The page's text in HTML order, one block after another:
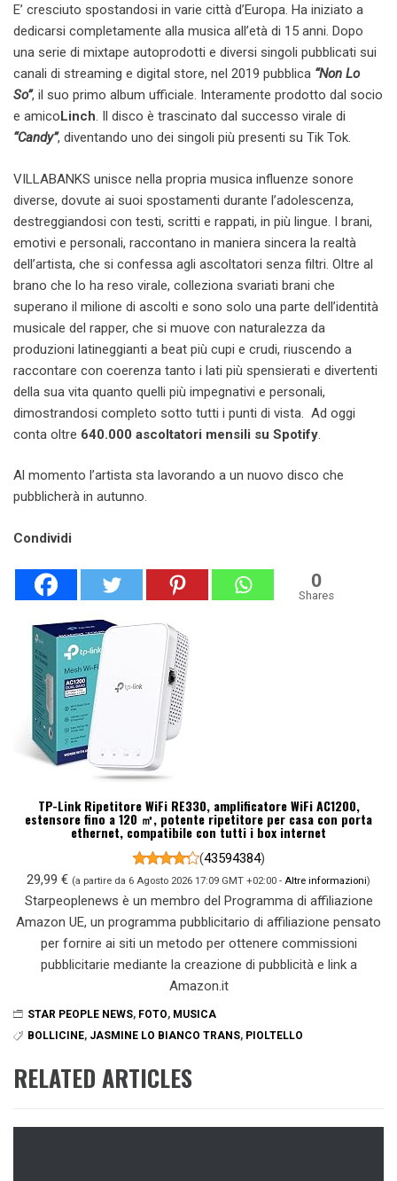
E’ cresciuto spostandosi in varie città d’Europa. Ha iniziato a
dedicarsi completamente alla musica all’età di 15 anni. Dopo
una serie di mixtape autoprodotti e diversi singoli pubblicati sui
canali di streaming e digital store, nel 2019 pubblica “Non Lo
So”, il suo primo album ufficiale. Interamente prodotto dal socio
e amicoLinch. Il disco è trascinato dal successo virale di
“Candy”, diventando uno dei singoli più presenti su Tik Tok.
VILLABANKS unisce nella propria musica influenze sonore
diverse, dovute ai suoi spostamenti durante l’adolescenza,
destreggiandosi con testi, scritti e rappati, in più lingue. I brani,
emotivi e personali, raccontano in maniera sincera la realtà
dell’artista, che si confessa agli ascoltatori senza filtri. Oltre al
brano che lo ha reso virale, colleziona svariati brani che
superano il milione di ascolti e sono solo una parte dell’identità
musicale del rapper, che si muove con naturalezza da
produzioni latineggianti a beat più cupi e crudi, riuscendo a
raccontare con coerenza tanto i lati più spensierati e divertenti
della sua vita quanto quelli più impegnativi e personali,
dimostrandosi completo sotto tutti i punti di vista. Ad oggi
conta oltre 640.000 ascoltatori mensili su Spotify
Al momento l’artista sta lavorando a un nuovo disco che
pubblicherà in autunno.
Condividi
0
Shares
TP-Link Ripetitore WiFi RE330, amplificatore WiFi AC1200,
estensore fino a 120 ㎡, potente ripetitore per casa con porta
ethernet, compatibile con tutti i box internet
(43594384)
29,99 € (a partire da 6 Agosto 2026 17:09 GMT +02:00 - Altre informazioni)
Starpeoplenews è un membro del Programma di affiliazione
Amazon UE, un programma pubblicitario di affiliazione pensato
per fornire ai siti un metodo per ottenere commissioni
pubblicitarie mediante la creazione di pubblicità e link a
Amazon.it
STAR PEOPLE NEWS, FOTO, MUSICA
BOLLICINE, JASMINE LO BIANCO TRANS, PIOLTELLO
RELATED ARTICLES